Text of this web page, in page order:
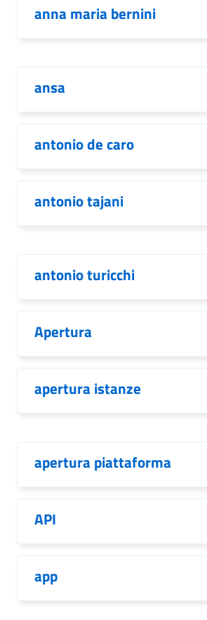
anna maria bernini
ansa
antonio de caro
antonio tajani
antonio turicchi
Apertura
apertura istanze
apertura piattaforma
API
app